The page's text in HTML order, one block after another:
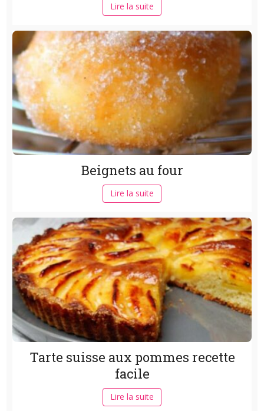
Lire la suite
Beignets au four
Lire la suite
Tarte suisse aux pommes recette
facile
Lire la suite